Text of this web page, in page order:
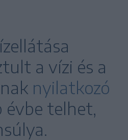
a vízi és a
nyilatkozó
évbe telhet,